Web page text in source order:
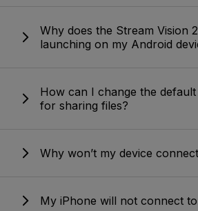
Why does the Stream Vision
launching on my Android
How can I change the
for sharing files?
Why won’t my device
My iPhone will not connect